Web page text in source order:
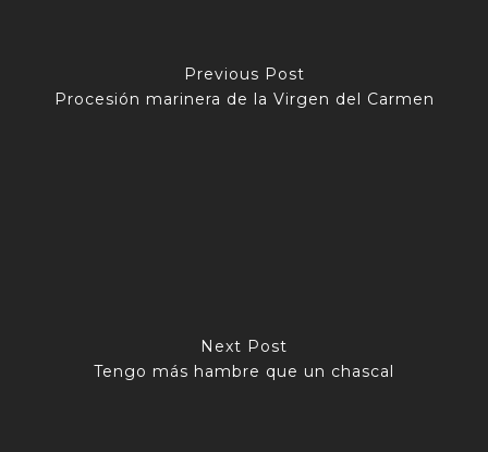
Previous Post
Procesión marinera de la Virgen del Carmen
Next Post
Tengo más hambre que un chascal